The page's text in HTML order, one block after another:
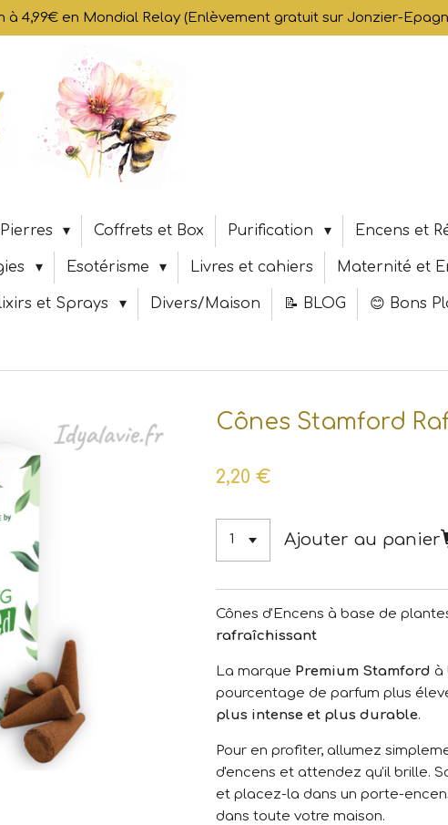
à 4,99€ en Mondial Relay (Enlèvement gratuit sur Jonzier-
Coffrets et Box Purification Encens et
Esotérisme Livres et cahiers Maternité et
et Sprays Divers/Maison 📝 BLOG 😊 Bons
Cônes Stamford
2,20 €
Ajouter au panier
Cônes d'Encens à base de
rafraîchissant
La marque Premium Stamford à
pourcentage de parfum plus
plus intense et plus durable.
Pour en profiter, allumez
d'encens et attendez qu'il brille.
et placez-la dans un porte-
dans toute votre maison.